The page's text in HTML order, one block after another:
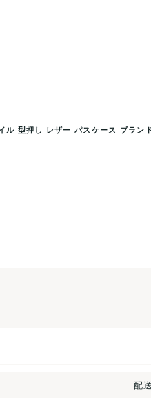
レザー パスケース ブランド レ
ル 型押し レザー パスケース ブラ
配